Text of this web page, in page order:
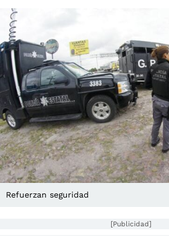
Refuerzan seguridad
[Publicidad]